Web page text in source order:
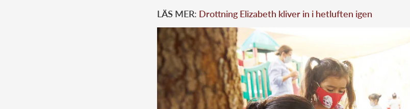
LÄS MER: Drottning Elizabeth kliver in i hetluften igen